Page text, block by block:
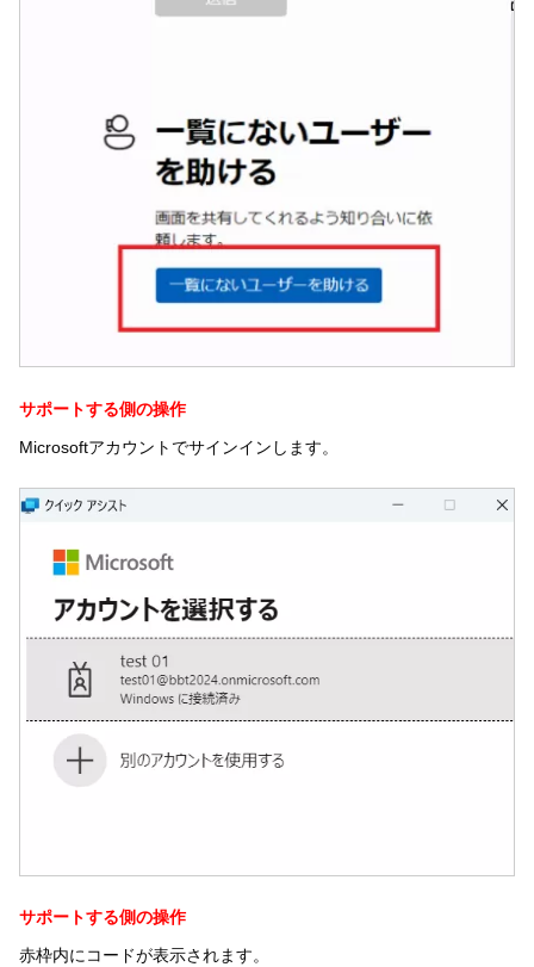
サポートする側の操作
Microsoftアカウントでサインインします。
サポートする側の操作
赤枠内にコードが表示されます。